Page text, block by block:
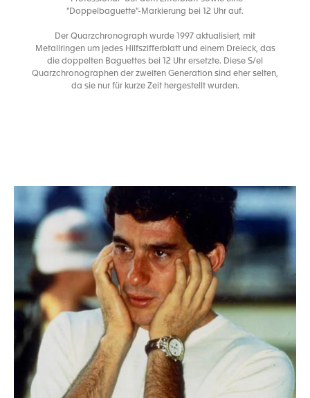
"Doppelbaguette"-Markierung bei 12 Uhr auf.
Der Quarzchronograph wurde 1997 aktualisiert, mit
Metallringen um jedes Hilfszifferblatt und einem Dreieck, das
die doppelten Baguettes bei 12 Uhr ersetzte. Diese S/el
Quarzchronographen der zweiten Generation sind eher selten,
da sie nur für kurze Zeit hergestellt wurden.